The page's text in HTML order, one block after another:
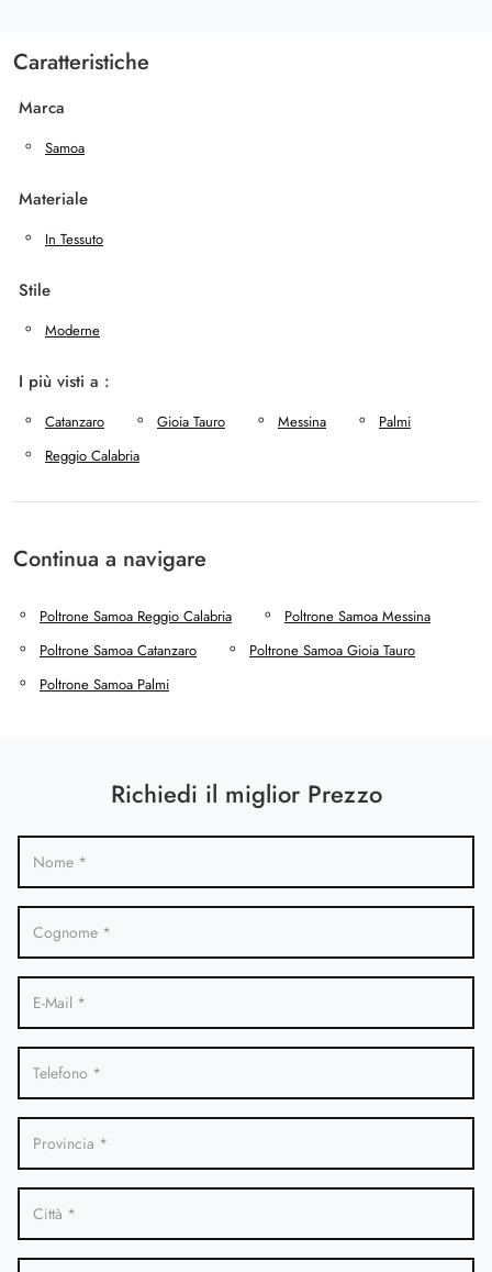
Caratteristiche
Marca
Samoa
Materiale
In Tessuto
Stile
Moderne
I più visti a :
Catanzaro Gioia Tauro Messina
Palmi
Reggio Calabria
Continua a navigare
Poltrone Samoa Reggio Calabria
Poltrone Samoa Messina
Poltrone Samoa Catanzaro
Poltrone Samoa Gioia Tauro
Poltrone Samoa Palmi
Richiedi il miglior Prezzo